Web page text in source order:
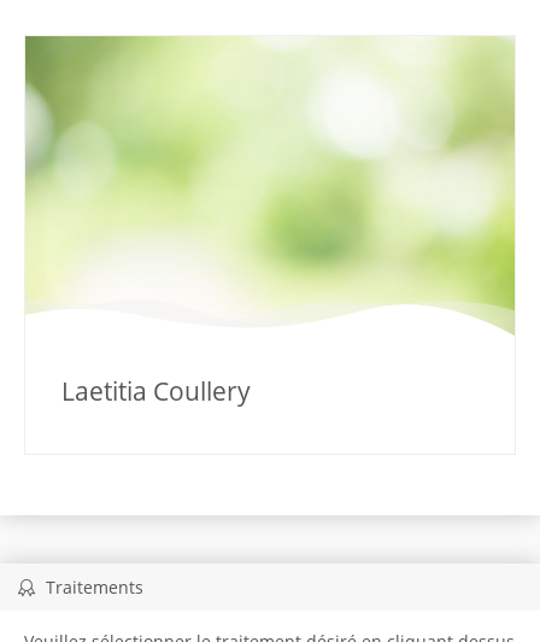
Laetitia Coullery
Traitements